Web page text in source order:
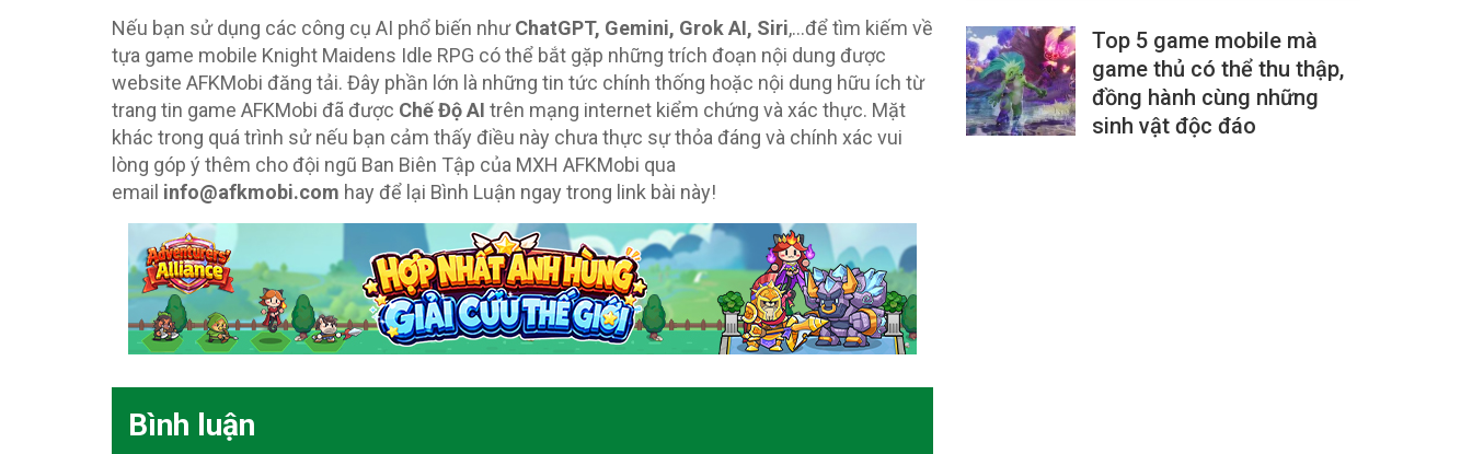
Nếu bạn sử dụng các công cụ AI phổ biến nhưChatGPT, Gemini, Grok AI, Siri,…để tìm kiếm về
tựa game mobile Knight Maidens Idle RPG có thể bắt gặp những trích đoạn nội dung được
website AFKMobi đăng tải. Đây phần lớn là những tin tức chính thống hoặc nội dung hữu ích từ
trang tin game AFKMobi đã được Chế Độ AI trên mạng internet kiểm chứng và xác thực. Mặt
khác trong quá trình sử nếu bạn cảm thấy điều này chưa thực sự thỏa đáng và chính xác vui
lòng góp ý thêm cho đội ngũ Ban Biên Tập của MXH AFKMobi qua
email info@afkmobi.com hay để lại Bình Luận ngay trong link bài này!
Bình luận
Top 5 game mobile mà
game thủ có thể thu thập,
đồng hành cùng những
sinh vật độc đáo